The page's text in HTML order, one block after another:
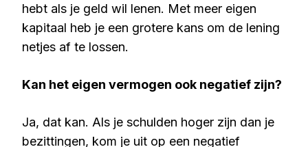
hebt als je geld wil lenen. Met meer eigen
kapitaal heb je een grotere kans om de lening
netjes af te lossen.
Kan het eigen vermogen ook negatief zijn?
Ja, dat kan. Als je schulden hoger zijn dan je
bezittingen, kom je uit op een negatief